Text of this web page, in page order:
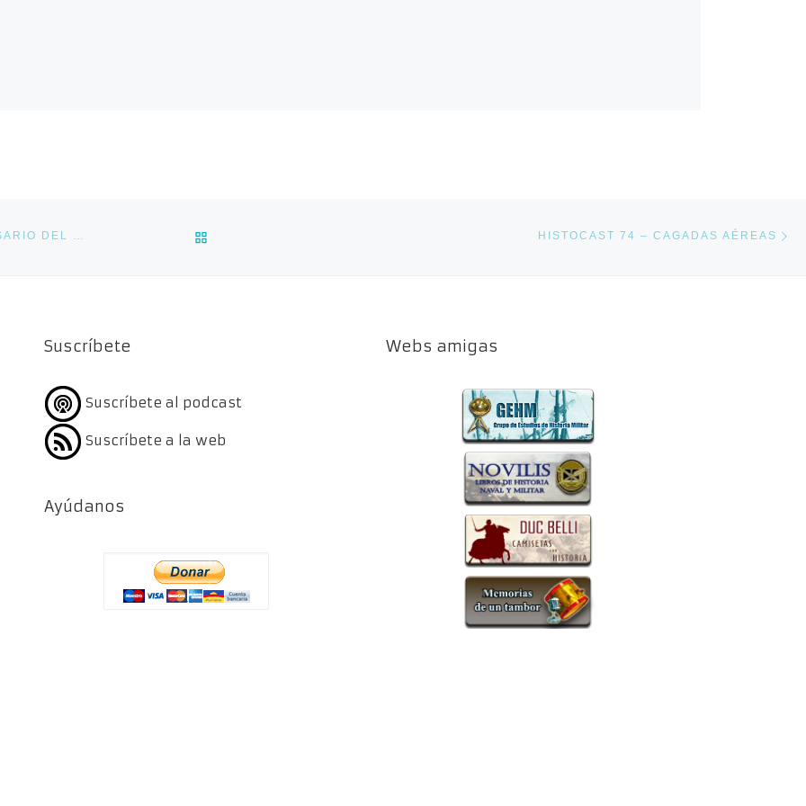
ESTÍOCAST 13 – RALPH SEMMES, EL CABALLERO CORSARIO DEL SUR HISTOCAST 74 – CAGADAS AÉREAS
Suscríbete
Suscríbete al podcast
Suscríbete a la web
Ayúdanos
Webs amigas